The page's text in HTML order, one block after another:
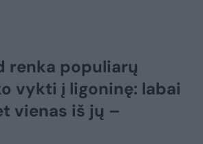
renka populiarų
vykti į ligoninę: labai
vienas iš jų –